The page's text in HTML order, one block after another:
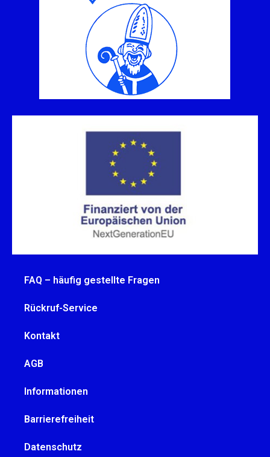
FAQ – häufig gestellte Fragen
Rückruf-Service
Kontakt
AGB
Informationen
Barrierefreiheit
Datenschutz